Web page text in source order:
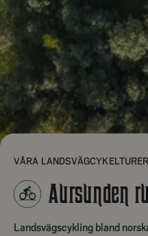
VÅRA LANDSVÄGCYKELTURER
Aursunden
Landsvägscykling bland